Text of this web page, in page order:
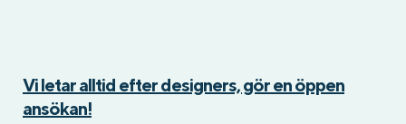
Vi letar alltid efter designers, gör en öppen
ansökan!